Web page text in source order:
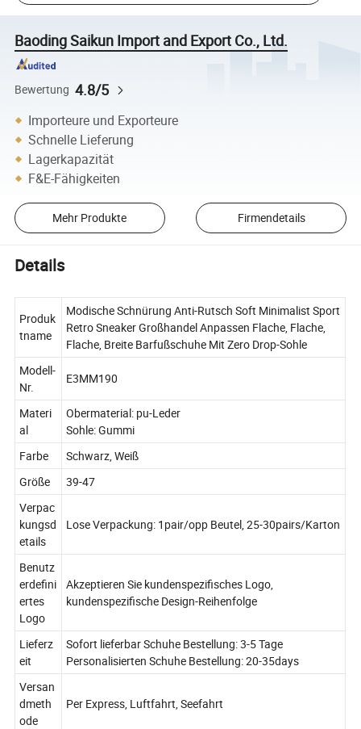
Baoding Saikun Import and Export Co., Ltd.
Bewertung 4.8/5
Importeure und Exporteure
Schnelle Lieferung
Lagerkapazität
F&E-Fähigkeiten
Mehr Produkte Firmendetails
Details
Produk
tname
Modische Schnürung Anti-Rutsch Soft Minimalist Sport
Retro Sneaker Großhandel Anpassen Flache, Flache,
Flache, Breite Barfußschuhe Mit Zero Drop-Sohle
Modell-
Nr.
E3MM190
Materi
al
Obermaterial: pu-Leder
Sohle: Gummi
Farbe
Schwarz, Weiß
Größe
39-47
Verpac
kungsd
etails
Lose Verpackung: 1pair/opp Beutel, 25-30pairs/Karton
Benutz
erdefini
ertes
Logo
Akzeptieren Sie kundenspezifisches Logo,
kundenspezifische Design-Reihenfolge
Lieferz
eit
Sofort lieferbar Schuhe Bestellung: 3-5 Tage
Personalisierten Schuhe Bestellung: 20-35days
Versan
dmeth
ode
Per Express, Luftfahrt, Seefahrt